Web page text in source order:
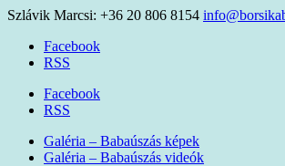
Szlávik Marcsi: +36 20 806 8154
Facebook
RSS
Facebook
RSS
Galéria – Babaúszás képek
Galéria – Babaúszás videók